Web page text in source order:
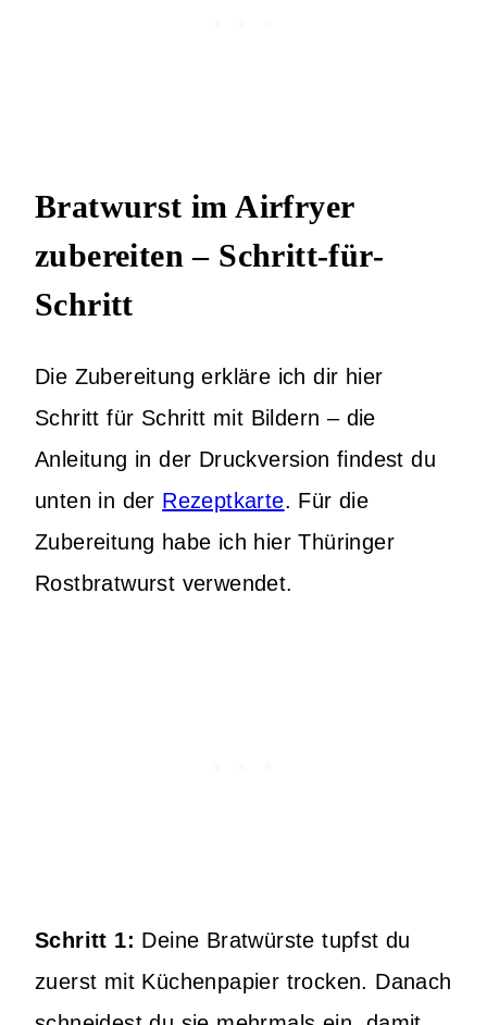
Bratwurst im Airfryer
zubereiten – Schritt-für-
Schritt
Die Zubereitung erkläre ich dir hier
Schritt für Schritt mit Bildern – die
Anleitung in der Druckversion findest du
unten in der Rezeptkarte. Für die
Zubereitung habe ich hier Thüringer
Rostbratwurst verwendet.
Schritt 1: Deine Bratwürste tupfst du
zuerst mit Küchenpapier trocken. Danach